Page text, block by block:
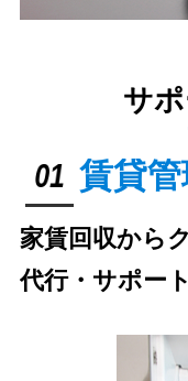
サ
01 賃貸
家賃回収から
代行・サポー